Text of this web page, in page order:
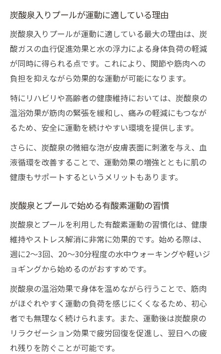
炭酸泉入りプールが運動に適している理由
炭酸泉入りプールが運動に適している最大の理由は、炭
酸ガスの血行促進効果と水の浮力による身体負荷の軽減
が同時に得られる点です。これにより、関節や筋肉への
負担を抑えながら効果的な運動が可能になります。
特にリハビリや高齢者の健康維持においては、炭酸泉の
温浴効果が筋肉の緊張を緩和し、痛みの軽減にもつなが
るため、安全に運動を続けやすい環境を提供します。
さらに、炭酸泉の微細な泡が皮膚表面に刺激を与え、血
液循環を改善することで、運動効果の増強とともに肌の
健康もサポートするというメリットもあります。
炭酸泉とプールで始める有酸素運動の習慣
炭酸泉とプールを利用した有酸素運動の習慣化は、健康
維持やストレス解消に非常に効果的です。始める際は、
週に2～3回、20～30分程度の水中ウォーキングや軽いジ
ョギングから始めるのがおすすめです。
炭酸泉の温浴効果で身体を温めながら行うことで、筋肉
がほぐれやすく運動の負荷を感じにくくなるため、初心
者でも無理なく続けられます。また、運動後は炭酸泉の
リラクゼーション効果で疲労回復を促進し、翌日への疲
れ残りを防ぐことが可能です。